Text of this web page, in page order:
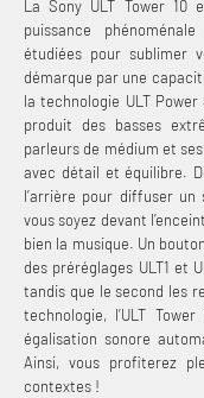
La Sony ULT Tower 10
puissance
étudiées pour sublimer
démarque par une
la technologie ULT
produit des basses
parleurs de médium et
avec détail et équilibre.
l’arrière pour diffuser un
vous soyez devant
bien la musique. Un
des préréglages ULT1 et
tandis que le second les
technologie, l’ULT
égalisation sonore
Ainsi, vous profiterez
contextes !